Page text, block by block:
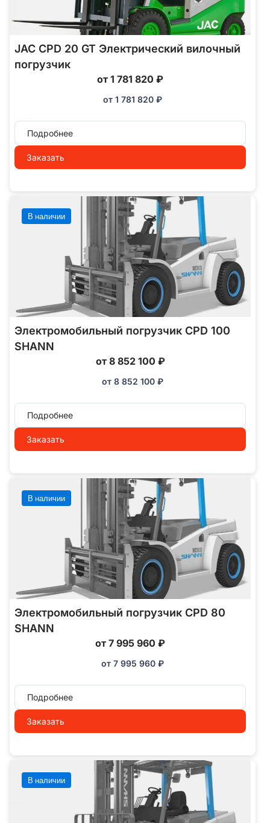
JAC CPD 20 GT Электрический вилочный
погрузчик
от 1 781 820 ₽
от 1 781 820 ₽
Подробнее
Заказать
В наличии
Электромобильный погрузчик CPD 100
SHANN
от 8 852 100 ₽
от 8 852 100 ₽
Подробнее
Заказать
В наличии
Электромобильный погрузчик CPD 80
SHANN
от 7 995 960 ₽
от 7 995 960 ₽
Подробнее
Заказать
В наличии